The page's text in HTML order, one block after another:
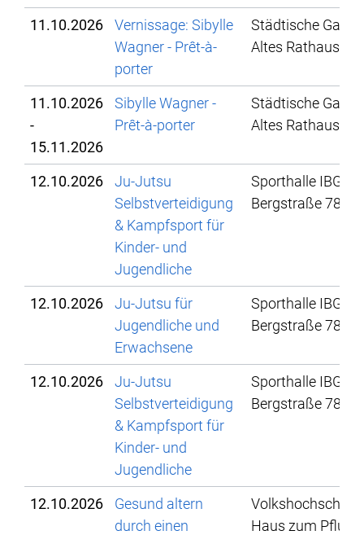
11.10.2026
Vernissage: Sibylle
Wagner - Prêt-à-
porter
Städtische
Altes Rathaus
11.10.2026
-
15.11.2026
Sibylle Wagner -
Prêt-à-porter
Städtische
Altes Rathaus
12.10.2026
Ju-Jutsu
Selbstverteidigung
& Kampfsport für
Kinder- und
Jugendliche
Sporthalle IBG,
Bergstraße 78
12.10.2026
Ju-Jutsu für
Jugendliche und
Erwachsene
Sporthalle IBG,
Bergstraße 78
12.10.2026
Ju-Jutsu
Selbstverteidigung
& Kampfsport für
Kinder- und
Jugendliche
Sporthalle IBG,
Bergstraße 78
12.10.2026
Gesund altern
durch einen
Volkshochschule,
Haus zum Pflug